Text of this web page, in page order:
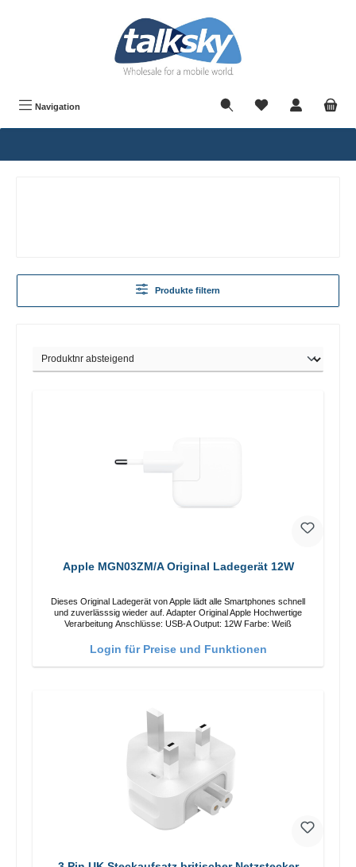
Navigation
Produkte filtern
Apple MGN03ZM/A Original Ladegerät 12W
Dieses Original Ladegerät von Apple lädt alle Smartphones schnell
und zuverlässsig wieder auf. Adapter Original Apple Hochwertige
Verarbeitung Anschlüsse: USB-A Output: 12W Farbe: Weiß
Login für Preise und Funktionen